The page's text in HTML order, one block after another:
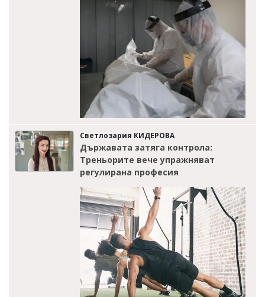
Светлозария КИДЕРОВА
Държавата затяга контрола:
Треньорите вече упражняват
регулирана професия